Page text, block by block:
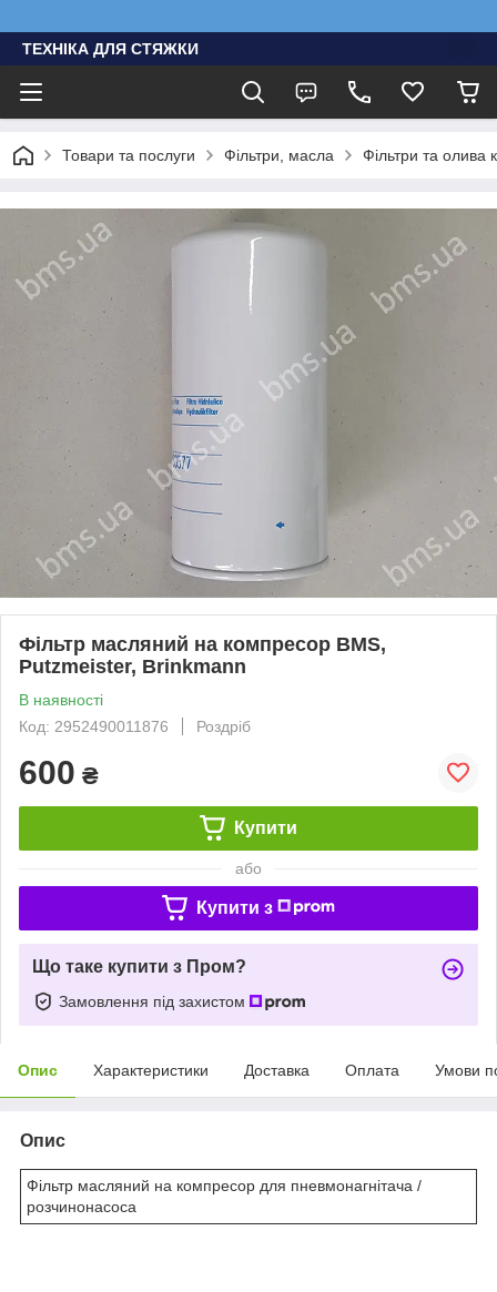
ТЕХНІКА ДЛЯ СТЯЖКИ
Товари та послуги Фільтри, масла Фільтри та олива
Фільтр масляний на компресор BMS,
Putzmeister, Brinkmann
В наявності
Код: 2952490011876
Роздріб
600 ₴
Купити
або
Купити з
Що таке купити з Пром?
Замовлення під захистом
Опис Характеристики Доставка Оплата Умови
Опис
Фільтр масляний на компресор для пневмонагнітача /
розчинонасоса